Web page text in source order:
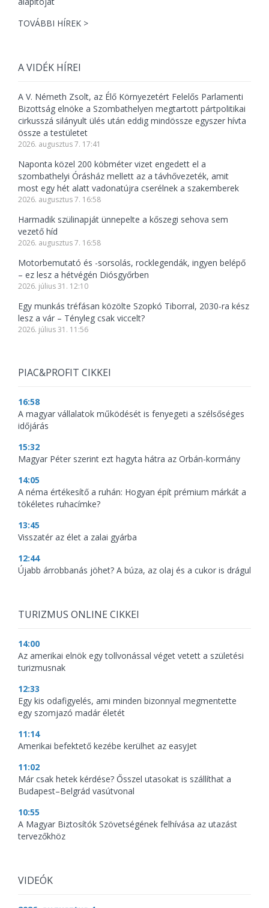
TOVÁBBI HÍREK >
A VIDÉK HÍREI
A V. Németh Zsolt, az Élő Környezetért Felelős Parlamenti
Bizottság elnöke a Szombathelyen megtartott pártpolitikai
cirkusszá silányult ülés után eddig mindössze egyszer hívta
össze a testületet
2026. augusztus 7. 17:41
Naponta közel 200 köbméter vizet engedett el a
szombathelyi Órásház mellett az a távhővezeték, amit
most egy hét alatt vadonatújra cserélnek a szakemberek
2026. augusztus 7. 16:58
Harmadik szülinapját ünnepelte a kőszegi sehova sem
vezető híd
2026. augusztus 7. 16:58
Motorbemutató és -sorsolás, rocklegendák, ingyen belépő
– ez lesz a hétvégén Diósgyőrben
2026. július 31. 12:10
Egy munkás tréfásan közölte Szopkó Tiborral, 2030-ra kész
lesz a vár – Tényleg csak viccelt?
2026. július 31. 11:56
PIAC&PROFIT CIKKEI
16:58
A magyar vállalatok működését is fenyegeti a szélsőséges
időjárás
15:32
Magyar Péter szerint ezt hagyta hátra az Orbán-kormány
14:05
A néma értékesítő a ruhán: Hogyan épít prémium márkát a
tökéletes ruhacímke?
13:45
Visszatér az élet a zalai gyárba
12:44
Újabb árrobbanás jöhet? A búza, az olaj és a cukor is drágul
TURIZMUS ONLINE CIKKEI
14:00
Az amerikai elnök egy tollvonással véget vetett a születési
turizmusnak
12:33
Egy kis odafigyelés, ami minden bizonnyal megmentette
egy szomjazó madár életét
11:14
Amerikai befektető kezébe kerülhet az easyJet
11:02
Már csak hetek kérdése? Ősszel utasokat is szállíthat a
Budapest–Belgrád vasútvonal
10:55
A Magyar Biztosítók Szövetségének felhívása az utazást
tervezőkhöz
VIDEÓK